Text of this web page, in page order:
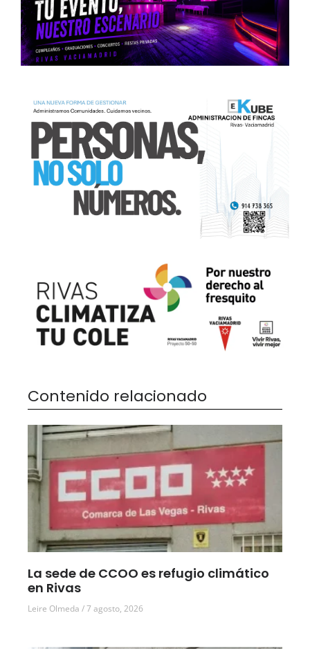
Contenido relacionado
La sede de CCOO es refugio climático
en Rivas
Leire Olmeda 7 agosto, 2026